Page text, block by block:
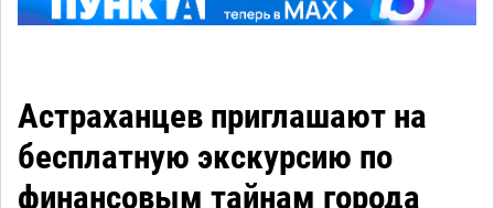
Астраханцев приглашают на
бесплатную экскурсию по
финансовым тайнам города